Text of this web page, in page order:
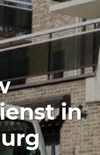
in